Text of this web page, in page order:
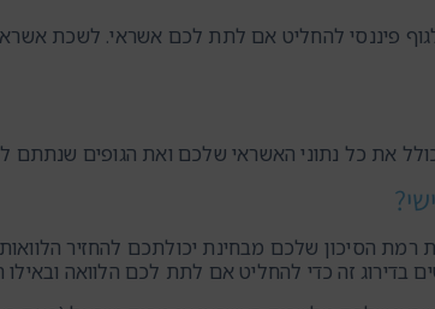
לגוף פיננסי להחליט אם לתת לכם אשראי. לשכת
את כל נתוני האשראי שלכם ואת הגופים
הסיכון שלכם מבחינת יכולתכם להחזיר
בדירוג זה כדי להחליט אם לתת לכם הלוואה ובאילו